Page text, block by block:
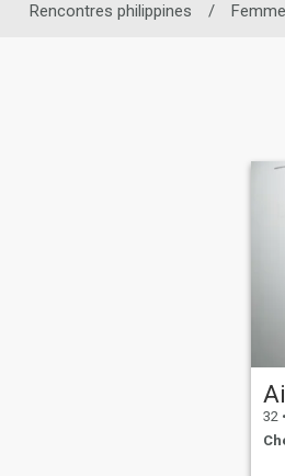
Rencontres philippines /
32 •